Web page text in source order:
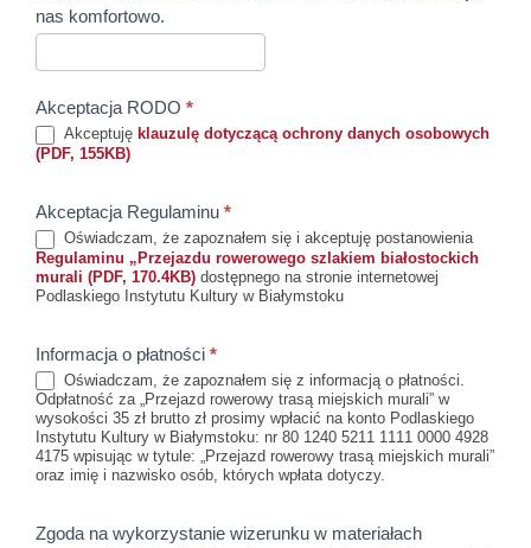
nas komfortowo.
Akceptacja RODO *
Akceptuję klauzulę dotyczącą ochrony danych osobowych
(PDF, 155KB)
Akceptacja Regulaminu *
Oświadczam, że zapoznałem się i akceptuję postanowienia
Regulaminu „Przejazdu rowerowego szlakiem białostockich
murali (PDF, 170.4KB)
Podlaskiego Instytutu Kultury w Białymstoku
Informacja o płatności *
Oświadczam, że zapoznałem się z informacją o płatności.
Odpłatność za „Przejazd rowerowy trasą miejskich murali” w
wysokości 35 zł brutto zł prosimy wpłacić na konto Podlaskiego
Instytutu Kultury w Białymstoku: nr 80 1240 5211 1111 0000 4928
4175 wpisując w tytule: „Przejazd rowerowy trasą miejskich murali”
oraz imię i nazwisko osób, których wpłata dotyczy.
Zgoda na wykorzystanie wizerunku w materiałach